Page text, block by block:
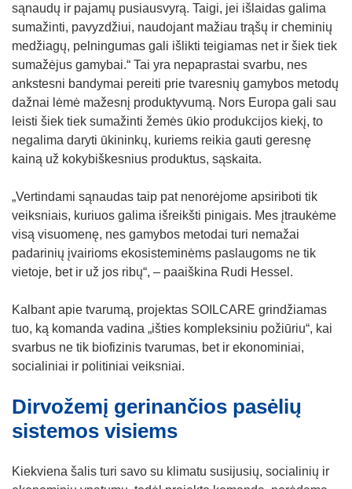
sąnaudų ir pajamų pusiausvyrą. Taigi, jei išlaidas galima
sumažinti, pavyzdžiui, naudojant mažiau trąšų ir cheminių
medžiagų, pelningumas gali išlikti teigiamas net ir šiek tiek
sumažėjus gamybai.“ Tai yra nepaprastai svarbu, nes
ankstesni bandymai pereiti prie tvaresnių gamybos metodų
dažnai lėmė mažesnį produktyvumą. Nors Europa gali sau
leisti šiek tiek sumažinti žemės ūkio produkcijos kiekį, to
negalima daryti ūkininkų, kuriems reikia gauti geresnę
kainą už kokybiškesnius produktus, sąskaita.
„Vertindami sąnaudas taip pat nenorėjome apsiriboti tik
veiksniais, kuriuos galima išreikšti pinigais. Mes įtraukėme
visą visuomenę, nes gamybos metodai turi nemažai
padarinių įvairioms ekosisteminėms paslaugoms ne tik
vietoje, bet ir už jos ribų“, – paaiškina Rudi Hessel.
Kalbant apie tvarumą, projektas SOILCARE grindžiamas
tuo, ką komanda vadina „išties kompleksiniu požiūriu“, kai
svarbus ne tik biofizinis tvarumas, bet ir ekonominiai,
socialiniai ir politiniai veiksniai.
Dirvožemį gerinančios pasėlių
sistemos visiems
Kiekviena šalis turi savo su klimatu susijusių, socialinių ir